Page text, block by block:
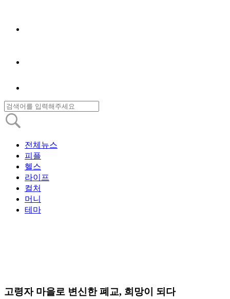
전체뉴스
피플
헬스
라이프
컬처
머니
테마
고령자 마을로 변신한 폐교, 희망이 되다